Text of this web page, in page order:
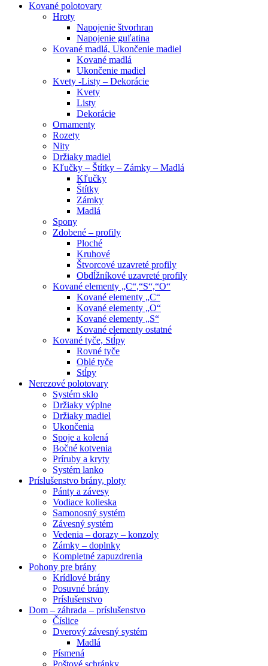
Kované polotovary
Hroty
Napojenie štvorhran
Napojenie guľatina
Kované madlá, Ukončenie madiel
Kované madlá
Ukončenie madiel
Kvety -Listy – Dekorácie
Kvety
Listy
Dekorácie
Ornamenty
Rozety
Nity
Držiaky madiel
Kľučky – Štítky – Zámky – Madlá
Kľučky
Štítky
Zámky
Madlá
Spony
Zdobené – profily
Ploché
Kruhové
Štvorcové uzavreté profily
Obdĺžníkové uzavreté profily
Kované elementy „C“,“S“,“O“
Kované elementy „C“
Kované elementy „O“
Kované elementy „S“
Kované elementy ostatné
Kované tyče, Stĺpy
Rovné tyče
Oblé tyče
Stĺpy
Nerezové polotovary
Systém sklo
Držiaky výplne
Držiaky madiel
Ukončenia
Spoje a kolená
Bočné kotvenia
Príruby a kryty
Systém lanko
Príslušenstvo brány, ploty
Pánty a závesy
Vodiace kolieska
Samonosný systém
Závesný systém
Vedenia – dorazy – konzoly
Zámky – doplnky
Kompletné zapuzdrenia
Pohony pre brány
Krídlové brány
Posuvné brány
Príslušenstvo
Dom – záhrada – príslušenstvo
Číslice
Dverový závesný systém
Madlá
Písmená